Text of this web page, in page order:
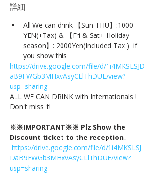
詳細
All We can drink 【Sun-THU】:1000
YEN(+Tax) & 【Fri & Sat+ Holiday
season】: 2000Yen(Included Tax )  if
you show this
https://drive.google.com/file/d/1i4MKSLSJD
aB9FWGb3MHxvAsyCLlThDUE/view?
usp=sharing
ALL WE CAN DRINK with Internationals !
Don't miss it!
※※IMPORTANT※※ Plz Show the
Discount ticket to the reception↓
https://drive.google.com/file/d/1i4MKSLSJ
DaB9FWGb3MHxvAsyCLlThDUE/view?
usp=sharing